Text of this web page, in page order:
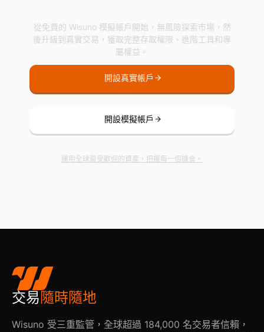
從免費的 Wisuno 模擬帳戶開始，無風險探索市場，然
後升級到真實交易，獲取完整存取權限、進階工具和專
屬權益。
開設真實帳戶
開設模擬帳戶
運用全球最受歡迎的資產，把握每一個機會。
交易隨時隨地
Wisuno 受三重監管，全球超過 184,000 名交易者信賴，